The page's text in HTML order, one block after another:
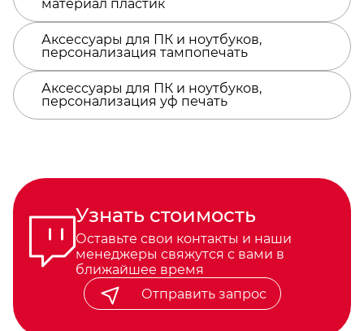
материал пластик
Аксессуары для ПК и ноутбуков,
персонализация тампопечать
Аксессуары для ПК и ноутбуков,
персонализация уф печать
Узнать стоимость
Оставьте свои контакты и наши
менеджеры свяжутся с вами в
ближайшее время
Отправить запрос